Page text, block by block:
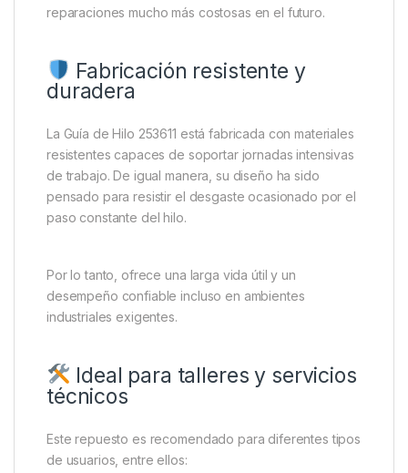
reparaciones mucho más costosas en el futuro.
Fabricación resistente y
duradera
La Guía de Hilo 253611 está fabricada con materiales
resistentes capaces de soportar jornadas intensivas
de trabajo. De igual manera, su diseño ha sido
pensado para resistir el desgaste ocasionado por el
paso constante del hilo.
Por lo tanto, ofrece una larga vida útil y un
desempeño confiable incluso en ambientes
industriales exigentes.
Ideal para talleres y servicios
técnicos
Este repuesto es recomendado para diferentes tipos
de usuarios, entre ellos: